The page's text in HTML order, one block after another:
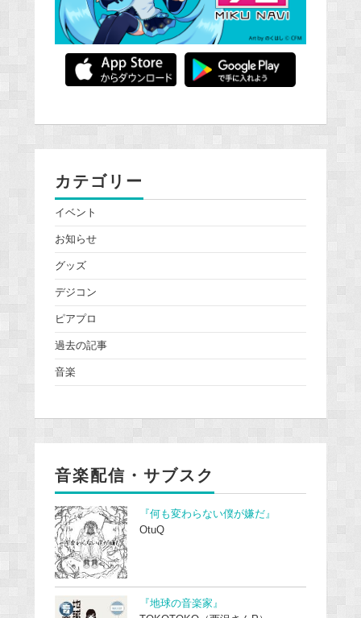
カテゴリー
イベント
お知らせ
グッズ
デジコン
ピアプロ
過去の記事
音楽
音楽配信・サブスク
『何も変わらない僕が嫌だ』
OtuQ
『地球の音楽家』